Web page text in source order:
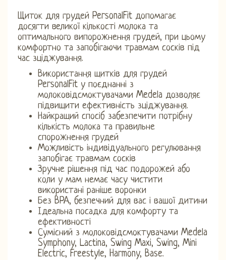
Щиток для грудей PersonalFit допомагає
досягти великої кількості молока та
оптимального випорожнення грудей, при цьому
комфортно та запобігаючи травмам сосків під
час зціджування.
Використання щитків для грудей
PersonalFit у поєднанні з
молоковідсмоктувачами Medela дозволяє
підвищити ефективність зціджування.
Найкращий спосіб забезпечити потрібну
кількість молока та правильне
спорожнення грудей
Можливість індивідуального регулювання
запобігає травмам сосків
Зручне рішення під час подорожей або
коли у мам немає часу чистити
використані раніше воронки
Без BPA, безпечний для вас і вашої дитини
Ідеальна посадка для комфорту та
ефективності
Сумісний з молоковідсмоктувачами Medela
Symphony, Lactina, Swing Maxi, Swing, Mini
Electric, Freestyle, Harmony, Base.